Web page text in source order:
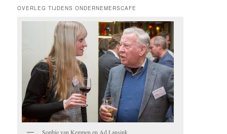
OVERLEG TIJDENS ONDERNEMERSCAFE
Sophie van Kempen en Ad Lansink